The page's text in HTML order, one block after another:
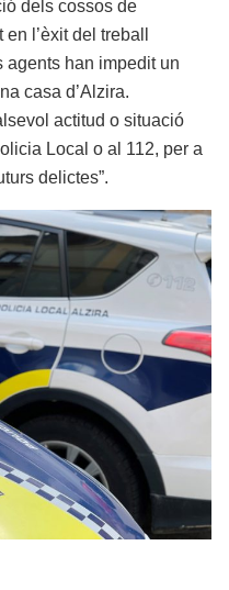
dels cossos de
l’èxit del treball
agents han impedit un
casa d’Alzira.
actitud o situació
Local o al 112, per a
delictes”.